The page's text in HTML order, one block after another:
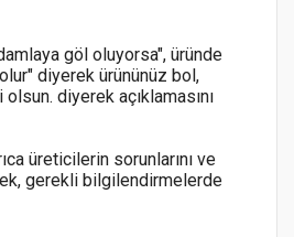
göl oluyorsa", üründe
diyerek ürününüz bol,
diyerek açıklamasını
üreticilerin sorunlarını ve
gerekli bilgilendirmelerde